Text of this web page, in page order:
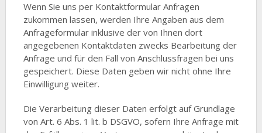
Wenn Sie uns per Kontaktformular Anfragen
zukommen lassen, werden Ihre Angaben aus dem
Anfrageformular inklusive der von Ihnen dort
angegebenen Kontaktdaten zwecks Bearbeitung der
Anfrage und für den Fall von Anschlussfragen bei uns
gespeichert. Diese Daten geben wir nicht ohne Ihre
Einwilligung weiter.
Die Verarbeitung dieser Daten erfolgt auf Grundlage
von Art. 6 Abs. 1 lit. b DSGVO, sofern Ihre Anfrage mit